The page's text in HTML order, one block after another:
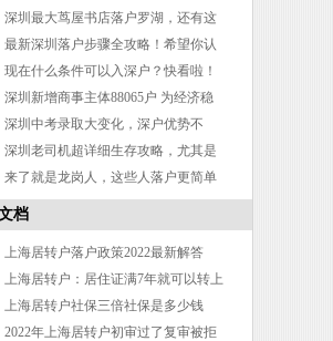
你没有动心？
深圳最大茑屋书店落户罗湖，还有这
些文创新势力将涌现
最新深圳落户步骤全攻略！希望你认
真阅读，不要走我踩过的坑！
现在什么条件可以入深户？快看啦！
深圳新增商事主体88065户 为经济稳
增长注入“新鲜血液”
深圳中考录取大变化，深户优势不
再？
深圳老司机超详细生存攻略，尤其是
毕业生务必看看
来了就是龙岗人，这些人落户更简单
啦！超全攻略来袭
档
上海居转户落户政策2022最新解答
上海居转户：居住证满7年就可以转上
海户口吗？
上海居转户社保三倍社保是多少钱
2022年上海居转户初审过了复审被拒